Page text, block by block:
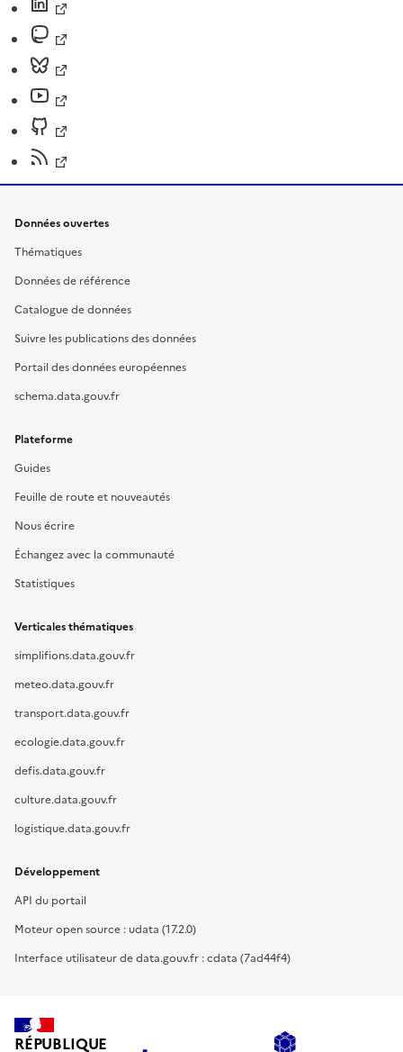
Données ouvertes
Thématiques
Données de référence
Catalogue de données
Suivre les publications des données
Portail des données européennes
schema.data.gouv.fr
Plateforme
Guides
Feuille de route et nouveautés
Nous écrire
Échangez avec la communauté
Statistiques
Verticales thématiques
simplifions.data.gouv.fr
meteo.data.gouv.fr
transport.data.gouv.fr
ecologie.data.gouv.fr
defis.data.gouv.fr
culture.data.gouv.fr
logistique.data.gouv.fr
Développement
API du portail
Moteur open source : udata (17.2.0)
Interface utilisateur de data.gouv.fr : cdata (7ad44f4)
RÉPUBLIQUE